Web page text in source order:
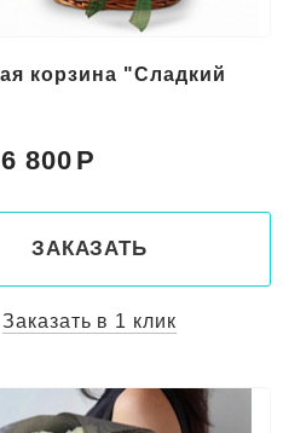
корзина "Сладкий
6 800
ЗАКАЗАТЬ
Заказать в 1 клик